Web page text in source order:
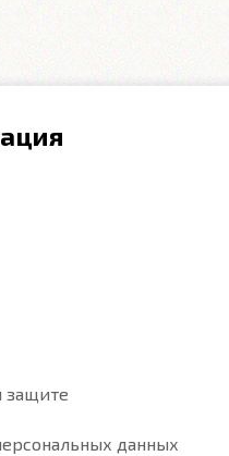
защите
данных